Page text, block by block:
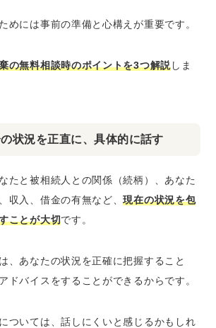
めには事前の準備と心構えが重要です。
の無料相談時のポイントを3つ解説しま
状況を正直に、具体的に話す
たと被相続人との関係（続柄）、あなた
収入、借金の有無など、現在の状況を包
ことが大切です。
、あなたの状況を正確に把握すること
ドバイスをすることができるからです。
ついては、話しにくいと感じるかもしれ